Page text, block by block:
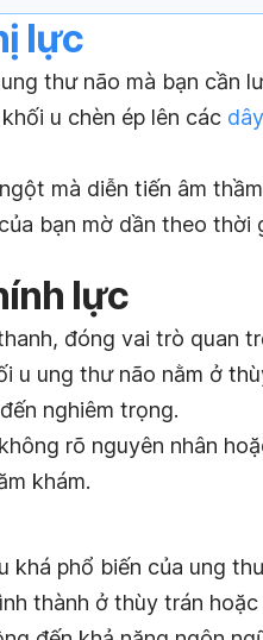
lực
thư não mà bạn cần
u chèn ép lên các
mà diễn tiến âm
bạn mờ dần theo thời
lực
đóng vai trò quan
u ung thư não nằm ở
nghiêm trọng.
rõ nguyên nhân
khám.
khá phổ biến của ung
thành ở thùy trán